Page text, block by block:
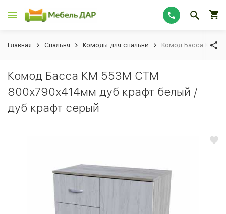
Главная Спальня Комоды для спальни Комод Басса КМ
Комод Басса КМ 553М СТМ
800х790х414мм дуб крафт белый /
дуб крафт серый